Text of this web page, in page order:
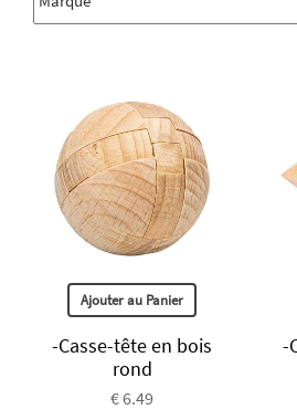
Ajouter au Panier
-Casse-tête en bois
rond
€ 6.49
-